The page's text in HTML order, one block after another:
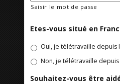
Saisir le mot de passe
Etes-vous situé en
Oui, je télétravaille depuis
Non, je télétravaille
Souhaitez-vous être